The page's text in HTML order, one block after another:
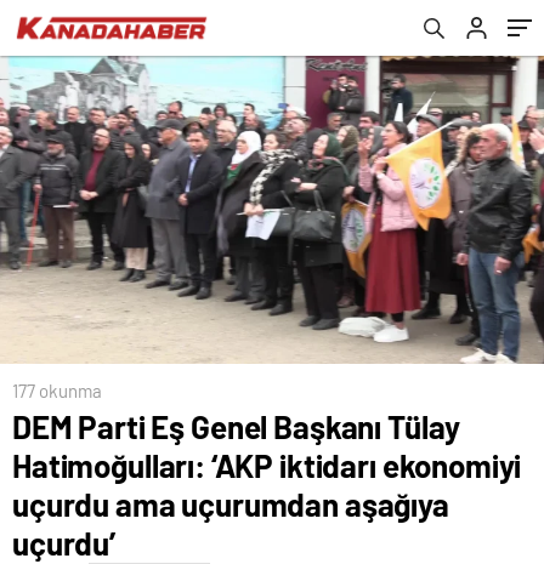
177 okunma
DEM Parti Eş Genel Başkanı Tülay
Hatimoğulları: ‘AKP iktidarı ekonomiyi
uçurdu ama uçurumdan aşağıya
uçurdu’